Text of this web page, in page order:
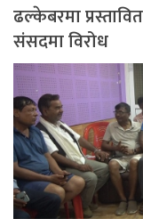
ढल्केबरमा
संसदमा विरोध